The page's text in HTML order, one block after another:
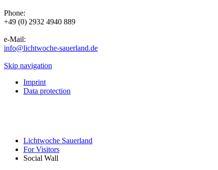
Phone:
+49 (0) 2932 4940 889
e-Mail:
info@lichtwoche-sauerland.de
Skip navigation
Imprint
Data protection
Lichtwoche Sauerland
For Visitors
Social Wall